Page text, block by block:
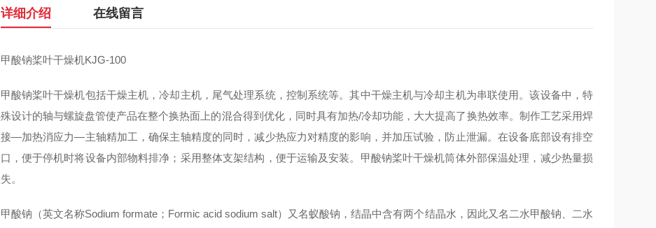
详细介绍 在线留言
甲酸钠桨叶干燥机KJG-100
甲酸钠桨叶干燥机包括干燥主机，冷却主机，尾气处理系统，控制系统等。其中干燥主机与冷却主机为串联使用。该设备中，特
殊设计的轴与螺旋盘管使产品在整个换热面上的混合得到优化，同时具有加热/冷却功能，大大提高了换热效率。制作工艺采用焊
接—加热消应力—主轴精加工，确保主轴精度的同时，减少热应力对精度的影响，并加压试验，防止泄漏。在设备底部设有排空
口，便于停机时将设备内部物料排净；采用整体支架结构，便于运输及安装。甲酸钠桨叶干燥机筒体外部保温处理，减少热量损
失。
甲酸钠（英文名称Sodium formate；Formic acid sodium salt）又名蚁酸钠，结晶中含有两个结晶水，因此又名二水甲酸钠、二水